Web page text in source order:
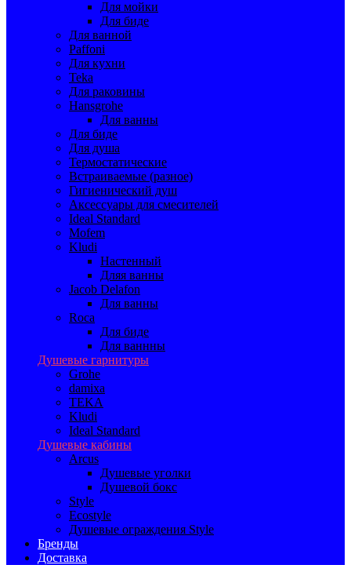
Для мойки
Для биде
Для ванной
Paffoni
Для кухни
Teka
Для раковины
Hansgrohe
Для ванны
Для биде
Для душа
Термостатические
Встраиваемые (разное)
Гигиенический душ
Аксессуары для смесителей
Ideal Standard
Mofem
Kludi
Настенный
Дляя ванны
Jacob Delafon
Для ванны
Roca
Для биде
Для ваннны
Душевые гарнитуры
Grohe
damixa
TEKA
Kludi
Ideal Standard
Душевые кабины
Arcus
Душевые уголки
Душевой бокс
Style
Ecostyle
Душевые ограждения Style
Бренды
Доставка